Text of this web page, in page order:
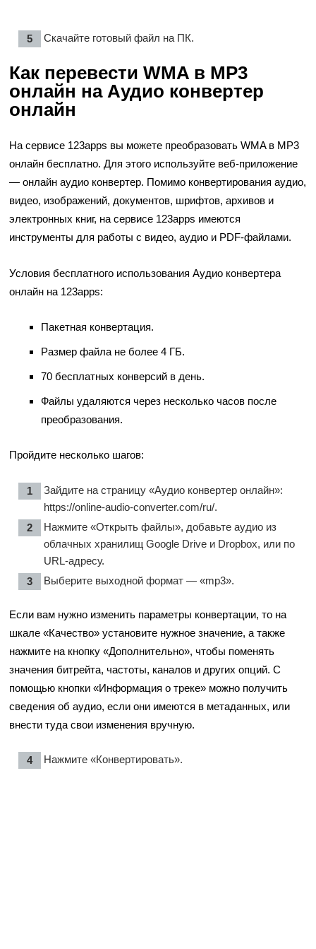
Скачайте готовый файл на ПК.
Как перевести WMA в MP3
онлайн на Аудио конвертер
онлайн
На сервисе 123apps вы можете преобразовать WMA в MP3
онлайн бесплатно. Для этого используйте веб-приложение
— онлайн аудио конвертер. Помимо конвертирования аудио,
видео, изображений, документов, шрифтов, архивов и
электронных книг, на сервисе 123apps имеются
инструменты для работы с видео, аудио и PDF-файлами.
Условия бесплатного использования Аудио конвертера
онлайн на 123apps:
Пакетная конвертация.
Размер файла не более 4 ГБ.
70 бесплатных конверсий в день.
Файлы удаляются через несколько часов после
преобразования.
Пройдите несколько шагов:
Зайдите на страницу «Аудио конвертер онлайн»:
https://online-audio-converter.com/ru/.
Нажмите «Открыть файлы», добавьте аудио из
облачных хранилищ Google Drive и Dropbox, или по
URL-адресу.
Выберите выходной формат — «mp3».
Если вам нужно изменить параметры конвертации, то на
шкале «Качество» установите нужное значение, а также
нажмите на кнопку «Дополнительно», чтобы поменять
значения битрейта, частоты, каналов и других опций. С
помощью кнопки «Информация о треке» можно получить
сведения об аудио, если они имеются в метаданных, или
внести туда свои изменения вручную.
Нажмите «Конвертировать».